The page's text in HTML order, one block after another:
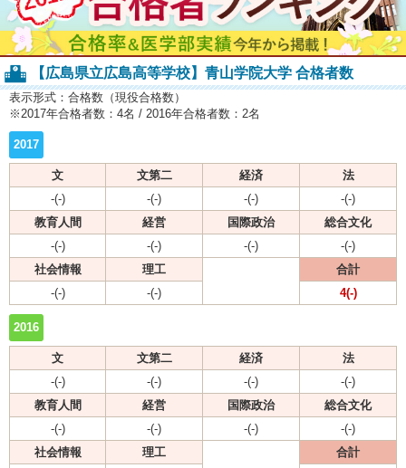
【広島県立広島高等学校】青山学院大学 合格者数
表示形式：合格数（現役合格数）
※2017年合格者数：4名 / 2016年合格者数：2名
2017
文 文第二 経済
法
-(-)
-(-) -(-)
-(-)
教育人間
経営 国際政治
総合文化
-(-)
-(-) -(-)
-(-)
社会情報
理工
合計
-(-)
-(-) 4(-)
2016
文 文第二 経済
法
-(-)
-(-) -(-)
-(-)
教育人間
経営 国際政治
総合文化
-(-)
-(-) -(-)
-(-)
社会情報
理工
合計